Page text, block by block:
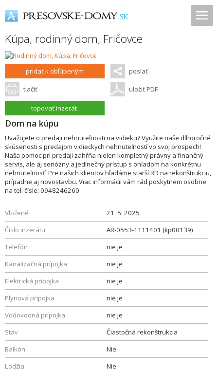
Kúpa, rodinný dom, Fričovce
pridať k obľúbeným poslať
tlačiť uložiť PDF
topovať inzerát
Dom na kúpu
Uvažujete o predaji nehnuteľnosti na vidieku? Využite naše dlhoročné
skúsenosti s predajom vidieckych nehnuteľností vo svoj prospech!
Naša pomoc pri predaji zahŕňa nielen kompletný právny a finančný
servis, ale aj seriózny a jedinečný prístup s ohľadom na konkrétnu
nehnuteľnosť. Pre našich klientov hľadáme starší RD na rekonštrukciu,
prípadne aj novostavbu. Viac informácii vám rád poskytnem osobne
na tel. čísle: 0948246260
Vložené
21. 5. 2025
Číslo inzerátu
AR-0553-1111401 (kp00139)
Telefón
nie je
Kanalizačná prípojka
nie je
Elektrická prípojka
nie je
Plynová prípojka
nie je
Vodovodná prípojka
nie je
Stav
Čiastočná rekonštrukcia
Balkón
Nie
Lodžia
Nie